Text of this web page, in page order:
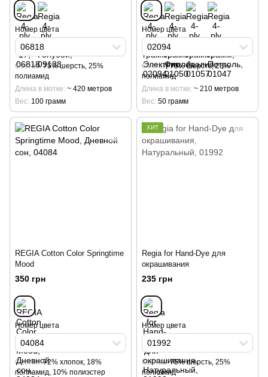
Номер цвета
06818
Cостав 75% шерсть, 25%
полиамид
Длина в мотке ~ 420 метров
Вес 100 грамм
Номер цвета
02094
Cостав 75% шерсть, 25%
полиамид
Длина в мотке ~ 210 метров
Вес 50 грамм
REGIA Cotton Color Springtime
Mood
350 грн
Номер цвета
04084
Cостав 72% хлопок, 18%
полиамид, 10% полиэстер
ХИТ
Regia for Hand-Dye для
окрашивания
235 грн
Номер цвета
01992
Cостав 75% шерсть, 25%
полиамид